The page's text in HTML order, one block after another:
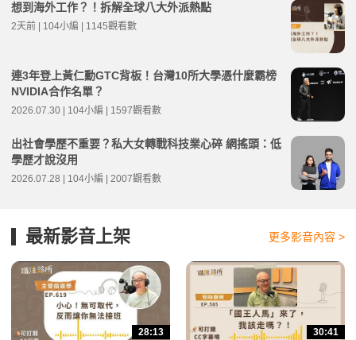
想到海外工作？！拆解全球八大外派熱點
2天前 | 104小編 | 1145觀看數
連3年登上黃仁勳GTC背板！台灣10所大學憑什麼霸榜
NVIDIA合作名單？
2026.07.30 | 104小編 | 1597觀看數
出社會學歷不重要？私大女轉戰科技業心碎 網搖頭：低
學歷才說沒用
2026.07.28 | 104小編 | 2007觀看數
最新影音上架 更多影音內容 >
28:13 30:41